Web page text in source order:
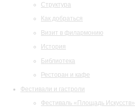
Структура
Как добраться
Визит в филармонию
История
Библиотека
Ресторан и кафе
Фестивали и гастроли
Фестиваль «Площадь Искусств»